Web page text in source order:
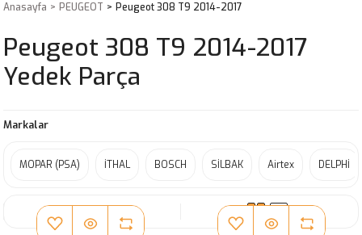
Anasayfa PEUGEOT Peugeot 308 T9 2014-2017
Peugeot 308 T9 2014-2017
Yedek Parça
Markalar
MOPAR (PSA) İTHAL BOSCH SİLBAK Airtex DELPHİ